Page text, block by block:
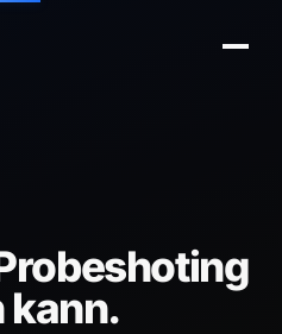
kann.